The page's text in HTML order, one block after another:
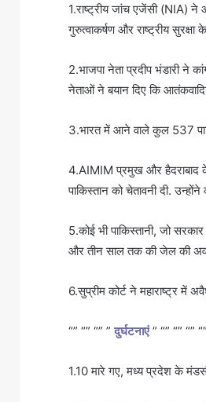
1.राष्ट्रीय जांच एजेंसी (NIA)
गुरुत्वाकर्षण और राष्ट्रीय
2.भाजपा नेता प्रदीप भंडारी ने
नेताओं ने बयान दिए कि
3.भारत में आने वाले कुल 537
4.AIMIM प्रमुख और हैदराबाद
पाकिस्तान को चेतावनी दी.
5.कोई भी पाकिस्तानी, जो
और तीन साल तक की जेल की
6.सुप्रीम कोर्ट ने महाराष्ट्र में
“” “” “” ” दुर्घटनाएं” “” “” “”
1.10 मारे गए, मध्य प्रदेश के